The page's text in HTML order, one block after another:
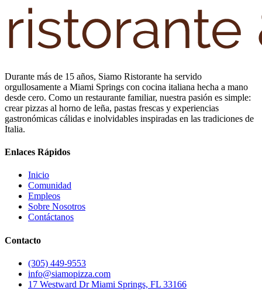
Durante más de 15 años, Siamo Ristorante ha servido
orgullosamente a Miami Springs con cocina italiana hecha a mano
desde cero. Como un restaurante familiar, nuestra pasión es simple:
crear pizzas al horno de leña, pastas frescas y experiencias
gastronómicas cálidas e inolvidables inspiradas en las tradiciones de
Italia.
Enlaces Rápidos
Inicio
Comunidad
Empleos
Sobre Nosotros
Contáctanos
Contacto
(305) 449-9553
info@siamopizza.com
17 Westward Dr Miami Springs, FL 33166